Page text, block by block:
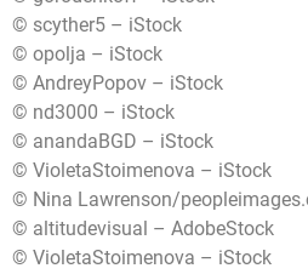
© scyther5 – iStock
© opolja – iStock
© AndreyPopov – iStock
© nd3000 – iStock
© anandaBGD – iStock
© VioletaStoimenova – iStock
© Nina Lawrenson/
© altitudevisual – AdobeStock
© VioletaStoimenova – iStock